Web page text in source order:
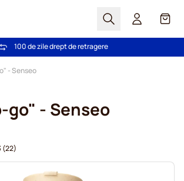
Cautare Coș
gratuită la comenzi de peste 249,00 Lei
100 de zile drept de retragere
- Senseo
go" - Senseo
(22)